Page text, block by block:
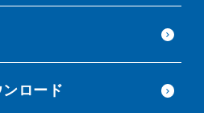
ンロード